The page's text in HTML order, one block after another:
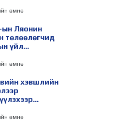
өмнө
Ляонин
төлөөлөгчид
үйл
өмнө
хэвшлийн
зарим
танилцуулав
өмнө